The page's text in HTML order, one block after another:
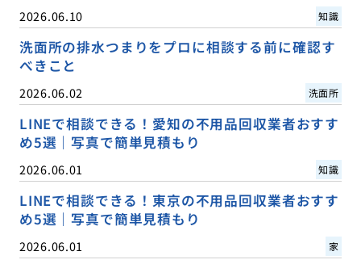
2026.06.10 知識
洗面所の排水つまりをプロに相談する前に確認す
べきこと
2026.06.02 洗面所
LINEで相談できる！愛知の不用品回収業者おすす
め5選｜写真で簡単見積もり
2026.06.01 知識
LINEで相談できる！東京の不用品回収業者おすす
め5選｜写真で簡単見積もり
2026.06.01 家